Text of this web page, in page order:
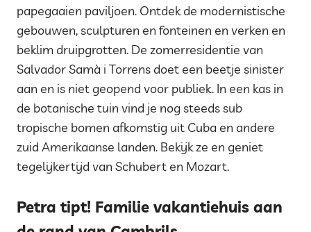
papegaaien paviljoen. Ontdek de modernistische
gebouwen, sculpturen en fonteinen en verken en
beklim druipgrotten. De zomerresidentie van
Salvador Samà i Torrens doet een beetje sinister
aan en is niet geopend voor publiek. In een kas in
de botanische tuin vind je nog steeds sub
tropische bomen afkomstig uit Cuba en andere
zuid Amerikaanse landen. Bekijk ze en geniet
tegelijkertijd van Schubert en Mozart.
Petra tipt! Familie vakantiehuis aan